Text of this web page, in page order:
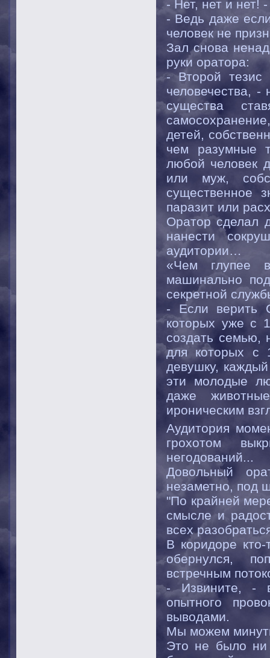
- Нет, нет и нет!
- Ведь даже
человек не
Зал снова
руки оратора:
- Второй тезис
человечества, -
существа
детей,
чем разумные
любой человек
или муж,
существенное
паразит или
Оратор сделал
нанести
аудитории…
«Чем глупее
машинально
секретной
- Если верить
которых уже с
создать семью,
для которых с
девушку,
эти молодые
даже
ироническим
Аудитория
грохотом
негодований...
Довольный
незаметно, под
"По крайней
смысле и
всех
В коридоре
обернулся,
встречным
- Извините, -
опытного
выводами.
Мы можем
Это не было ни